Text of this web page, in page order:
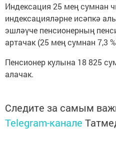
Индексация 25 мең сумнан
индексацияләрне исәпкә
эшләүче пенсионерның
артачак (25 мең сумнан 7,3
Пенсионер кулына 18 825
алачак.
Следите за самым
Telegram-канале